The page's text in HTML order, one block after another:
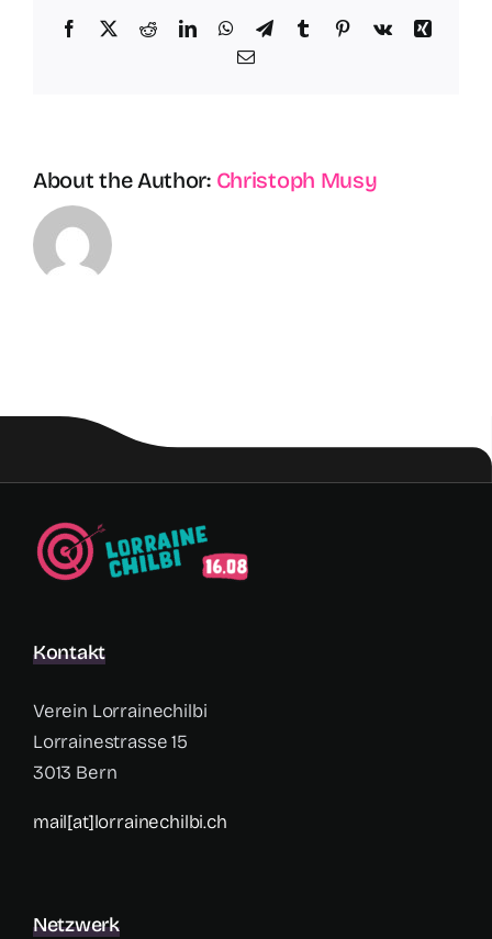
Facebook
X RedditLinkedInWhatsApp
TelegramTumblr PinterestVk
Xing
Email
About the Author: Christoph Musy
Kontakt
Verein Lorrainechilbi
Lorrainestrasse 15
3013 Bern
mail[at]lorrainechilbi.ch
Netzwerk